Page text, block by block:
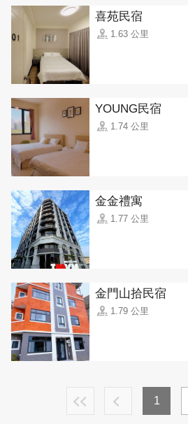
喜苑民宿
1.63 公里
YOUNG民宿
1.74 公里
金金禮寓
1.77 公里
金門山拾民宿
1.79 公里
1